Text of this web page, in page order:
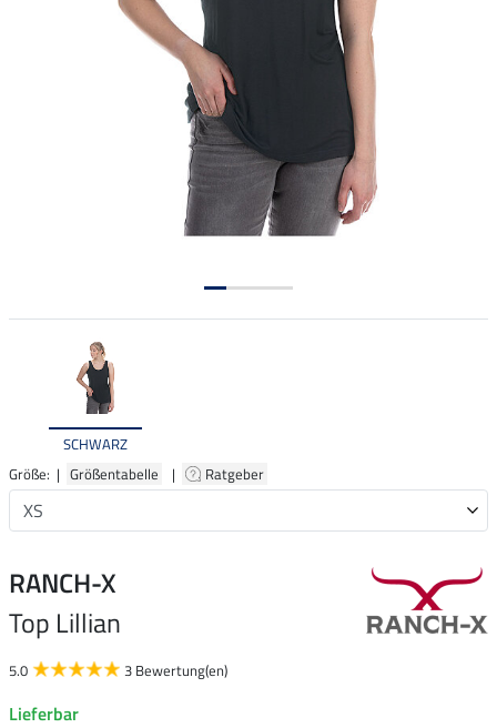
SCHWARZ
Größe: | Größentabelle | Ratgeber
RANCH-X
Top Lillian
5.0 3 Bewertung(en)
Lieferbar